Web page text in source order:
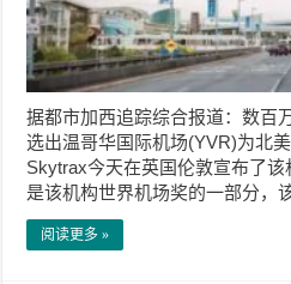
据都市加西追踪综合报道：数百
选出温哥华国际机场(YVR)为北
Skytrax今天在英国伦敦宣布了
是该机构世界机场奖的一部分，
阅读更多 »